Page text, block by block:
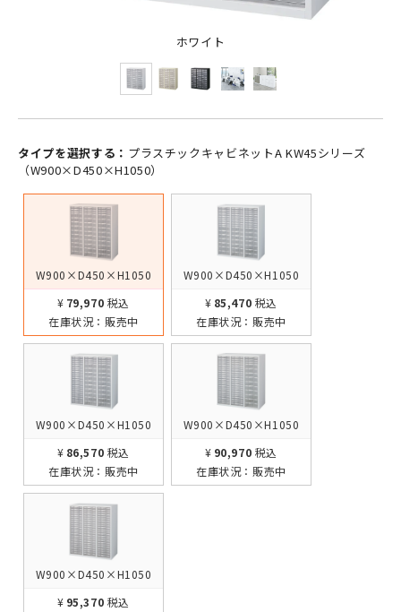
ホワイト
タイプを選択する： プラスチックキャビネットA KW45シリーズ
（W900×D450×H1050）
W900×D450×H1050
¥79,970 税込
在庫状況： 販売中
W900×D450×H1050
¥85,470 税込
在庫状況： 販売中
W900×D450×H1050
¥86,570 税込
在庫状況： 販売中
W900×D450×H1050
¥90,970 税込
在庫状況： 販売中
W900×D450×H1050
¥95,370 税込